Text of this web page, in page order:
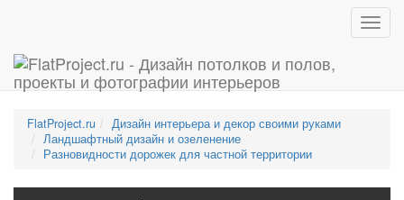
FlatProject.ru
Дизайн интерьера и декор своими руками
Ландшафтный дизайн и озеленение
Разновидности дорожек для частной территории